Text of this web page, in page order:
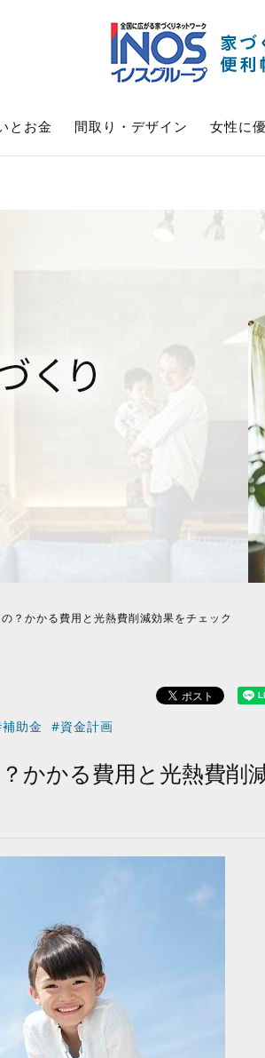
とお金 間取り・デザイン 女性に
？かかる費用と光熱費削減効果をチェック
助金 #資金計画
かかる費用と光熱費削